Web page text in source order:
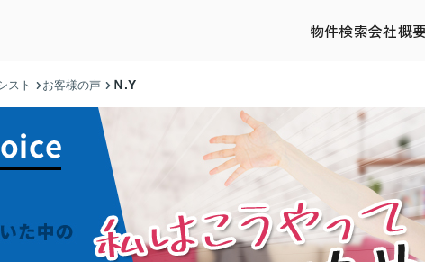
物件検索会社概
スト お客様の声 Ｎ.Y